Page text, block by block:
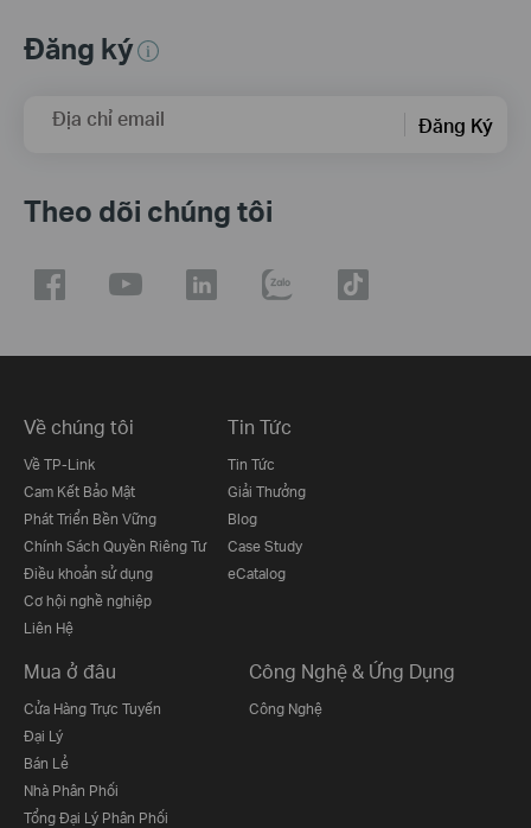
Đăng ký
Địa chỉ email Đăng Ký
Theo dõi chúng tôi
Về chúng tôi
Về TP-Link
Cam Kết Bảo Mật
Phát Triển Bền Vững
Chính Sách Quyền Riêng Tư
Điều khoản sử dụng
Cơ hội nghề nghiệp
Liên Hệ
Tin Tức
Tin Tức
Giải Thưởng
Blog
Case Study
eCatalog
Mua ở đâu
Cửa Hàng Trực Tuyến
Đại Lý
Bán Lẻ
Nhà Phân Phối
Tổng Đại Lý Phân Phối
Công Nghệ & Ứng Dụng
Công Nghệ